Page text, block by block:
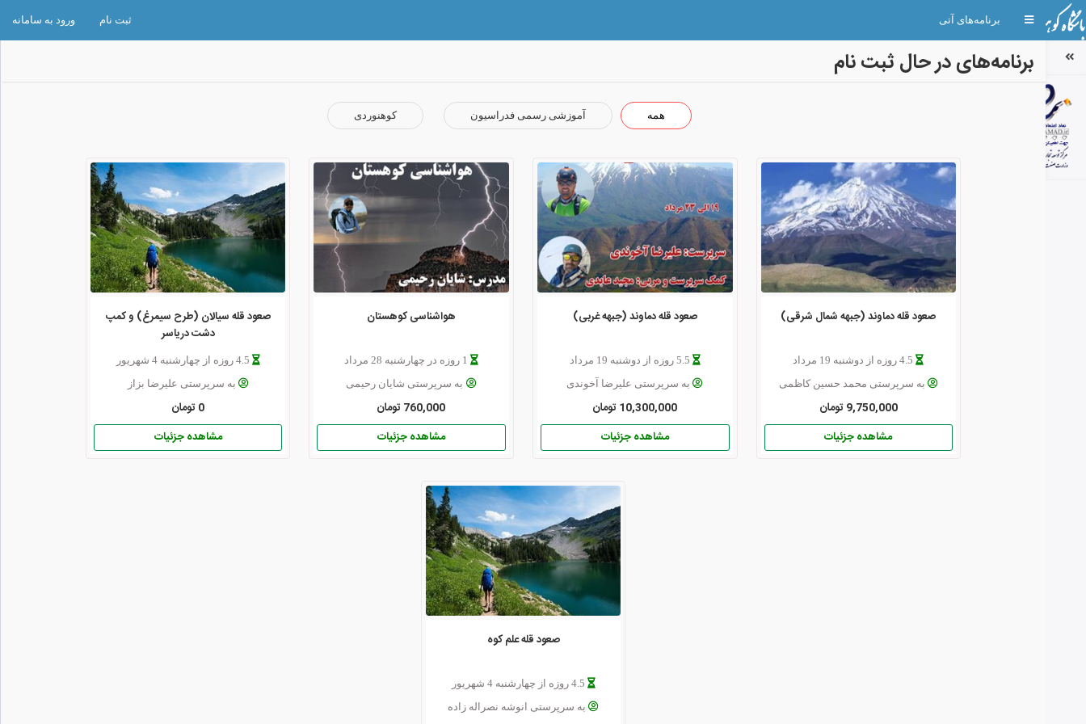
Toggleبرنامه‌های آتی ورود به سامانه ثبت نام
برنامه‌های در حال ثبت نام
همه آموزشی رسمی فدراسیون کوهنوردی
صعود قله دماوند (جبهه شمال شرقی)
4.5 روزه از دوشنبه 19 مرداد
به سرپرستی محمد حسین کاظمی
9,750,000 تومان
مشاهده جزئیات
صعود قله دماوند (جبهه غربی)
5.5 روزه از دوشنبه 19 مرداد
به سرپرستی علیرضا آخوندی
10,300,000 تومان
مشاهده جزئیات
هواشناسی کوهستان
1 روزه در چهارشنبه 28 مرداد
به سرپرستی شایان رحیمی
760,000 تومان
مشاهده جزئیات
صعود قله سیالان (طرح سیمرغ) و کمپ
دشت دریاسر
4.5 روزه از چهارشنبه 4 شهریور
به سرپرستی علیرضا بزاز
0 تومان
مشاهده جزئیات
صعود قله علم کوه
4.5 روزه از چهارشنبه 4 شهریور
به سرپرستی انوشه نصراله زاده